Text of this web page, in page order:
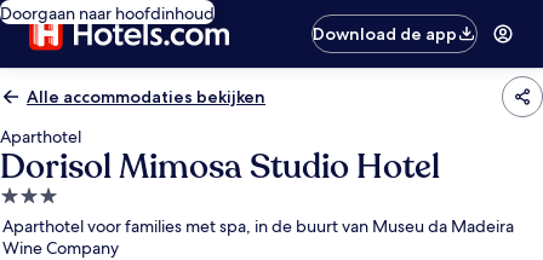
Doorgaan naar hoofdinhoud
Download de app
Alle accommodaties bekijken
Aparthotel
Dorisol Mimosa Studio Hotel
3.0-
sterrenaccommodatie
Aparthotel voor families met spa, in de buurt van Museu da Madeira
Wine Company